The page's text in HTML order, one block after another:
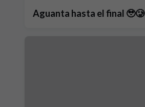
Aguanta hasta el final 🥹🥲